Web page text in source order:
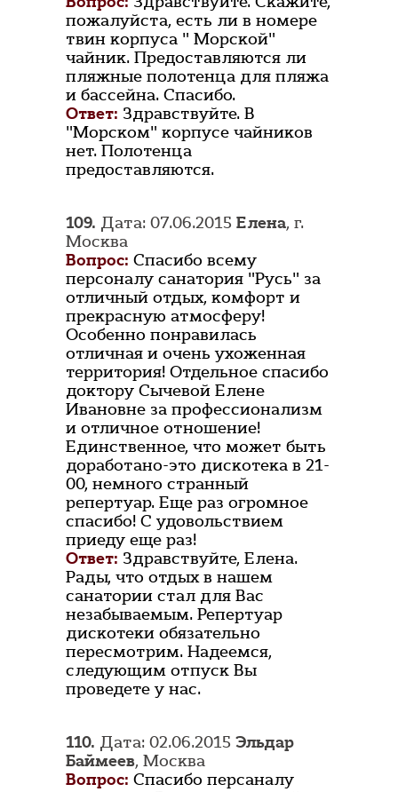
пожалуйста, есть ли в номере
твин корпуса " Морской"
чайник. Предоставляются ли
пляжные полотенца для пляжа
и бассейна. Спасибо.
Ответ: Здравствуйте. В
"Морском" корпусе чайников
нет. Полотенца
предоставляются.
109. Дата: 07.06.2015 Елена, г.
Москва
Вопрос: Спасибо всему
персоналу санатория "Русь" за
отличный отдых, комфорт и
прекрасную атмосферу!
Особенно понравилась
отличная и очень ухоженная
территория! Отдельное спасибо
доктору Сычевой Елене
Ивановне за профессионализм
и отличное отношение!
Единственное, что может быть
доработано-это дискотека в 21-
00, немного странный
репертуар. Еще раз огромное
спасибо! С удовольствием
приеду еще раз!
Ответ: Здравствуйте, Елена.
Рады, что отдых в нашем
санатории стал для Вас
незабываемым. Репертуар
дискотеки обязательно
пересмотрим. Надеемся,
следующим отпуск Вы
проведете у нас.
110. Дата: 02.06.2015 Эльдар
Баймеев, Москва
Вопрос: Спасибо персаналу